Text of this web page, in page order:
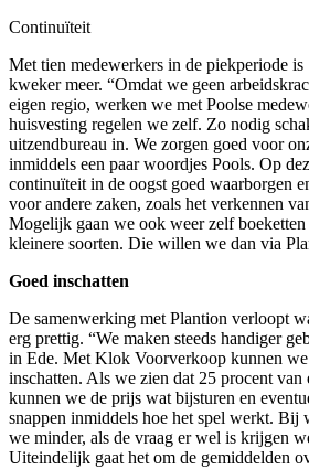
Continuïteit
Met tien medewerkers in de piekperiode is
kweker meer. “Omdat we geen
eigen regio, werken we met Poolse
huisvesting regelen we zelf. Zo nodig
uitzendbureau in. We zorgen goed voor
inmiddels een paar woordjes Pools. Op
continuïteit in de oogst goed waarborgen
voor andere zaken, zoals het verkennen
Mogelijk gaan we ook weer zelf boeketten
kleinere soorten. Die willen we dan via
Goed inschatten
De samenwerking met Plantion verloopt
erg prettig. “We maken steeds handiger
in Ede. Met Klok Voorverkoop kunnen we
inschatten. Als we zien dat 25 procent
kunnen we de prijs wat bijsturen en
snappen inmiddels hoe het spel werkt. Bij
we minder, als de vraag er wel is krijgen
Uiteindelijk gaat het om de gemiddelden